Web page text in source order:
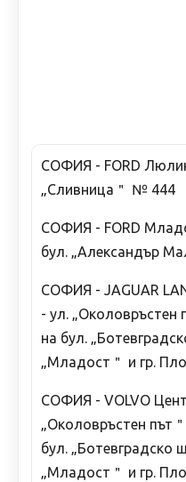
СОФИЯ - FORD
„Сливница＂ № 444
СОФИЯ - FORD
бул. „Александър
СОФИЯ - JAGUAR
- ул. „Околовръстен
на бул.
„Младост＂ и гр.
СОФИЯ - VOLVO
„Околовръстен път
бул. „Ботевградско
„Младост＂ и гр.